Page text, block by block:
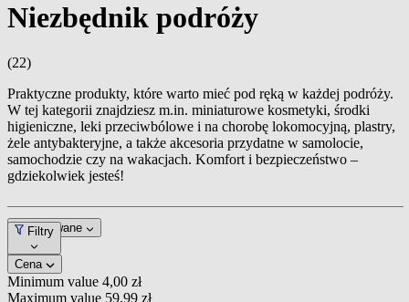
Niezbędnik podróży
(22)
Praktyczne produkty, które warto mieć pod ręką w każdej podróży.
W tej kategorii znajdziesz m.in. miniaturowe kosmetyki, środki
higieniczne, leki przeciwbólowe i na chorobę lokomocyjną, plastry,
żele antybakteryjne, a także akcesoria przydatne w samolocie,
samochodzie czy na wakacjach. Komfort i bezpieczeństwo –
gdziekolwiek jesteś!
Dopasowane
Filtry
Cena
Minimum value 4,00 zł
Maximum value 59,99 zł